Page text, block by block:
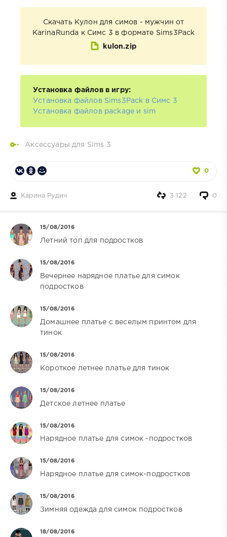
Скачать Кулон для симов - мужчин от
KarinaRunda к Симс 3 в формате Sims3Pack
kulon.zip
Установка файлов в игру:
Установка файлов Sims3Pack в Симс 3
Установка файлов package и sim
Аксессуары для Sims 3
0
Карина Рудич 0
3 122
15/08/2016
Летний топ для подростков
15/08/2016
Вечернее нарядное платье для симок
подростков
15/08/2016
Домашнее платье с веселым принтом для
тинок
15/08/2016
Короткое летнее платье для тинок
15/08/2016
Детское летнее платье
15/08/2016
Нарядное платье для симок -подростков
15/08/2016
Нарядное платье для симок-подростков
15/08/2016
Зимняя одежда для симок подростков
18/08/2016